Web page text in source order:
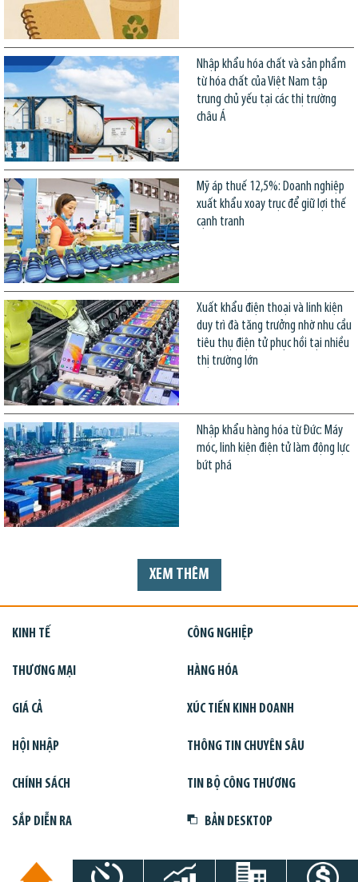
Nhập khẩu hóa chất và sản phẩm
từ hóa chất của Việt Nam tập
trung chủ yếu tại các thị trường
châu Á
Mỹ áp thuế 12,5%: Doanh nghiệp
xuất khẩu xoay trục để giữ lợi thế
cạnh tranh
Xuất khẩu điện thoại và linh kiện
duy trì đà tăng trưởng nhờ nhu cầu
tiêu thụ điện tử phục hồi tại nhiều
thị trường lớn
Nhập khẩu hàng hóa từ Đức: Máy
móc, linh kiện điện tử làm động lực
bứt phá
XEM THÊM
KINH TẾ CÔNG NGHIỆP
THƯƠNG MẠI HÀNG HÓA
GIÁ CẢ XÚC TIẾN KINH DOANH
HỘI NHẬP THÔNG TIN CHUYÊN SÂU
CHÍNH SÁCH TIN BỘ CÔNG THƯƠNG
SẮP DIỄN RA BẢN DESKTOP